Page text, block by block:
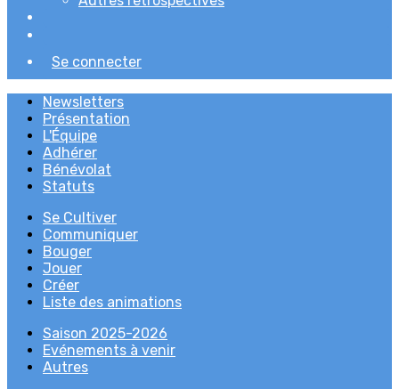
Se connecter
Newsletters
Présentation
L'Équipe
Adhérer
Bénévolat
Statuts
Se Cultiver
Communiquer
Bouger
Jouer
Créer
Liste des animations
Saison 2025-2026
Evénements à venir
Autres